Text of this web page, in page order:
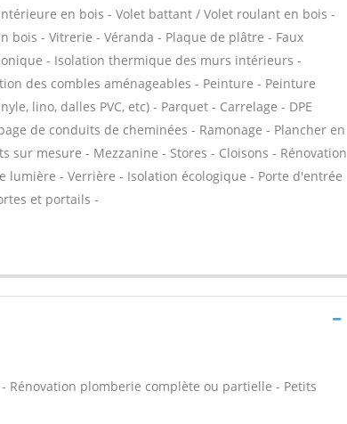
en bois - Volet battant / Volet roulant en bois -
bois - Vitrerie - Véranda - Plaque de plâtre - Faux
- Isolation thermique des murs intérieurs -
des combles aménageables - Peinture - Peinture
lino, dalles PVC, etc) - Parquet - Carrelage - DPE
de conduits de cheminées - Ramonage - Plancher en
sur mesure - Mezzanine - Stores - Cloisons - Rénovation
lumière - Verrière - Isolation écologique - Porte d'entrée
et portails -
plomberie complète ou partielle - Petits